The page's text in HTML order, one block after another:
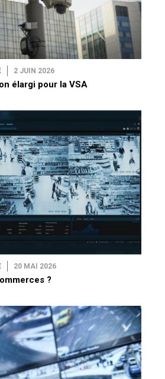
2 JUIN 2026
élargi pour la VSA
20 MAI 2026
?